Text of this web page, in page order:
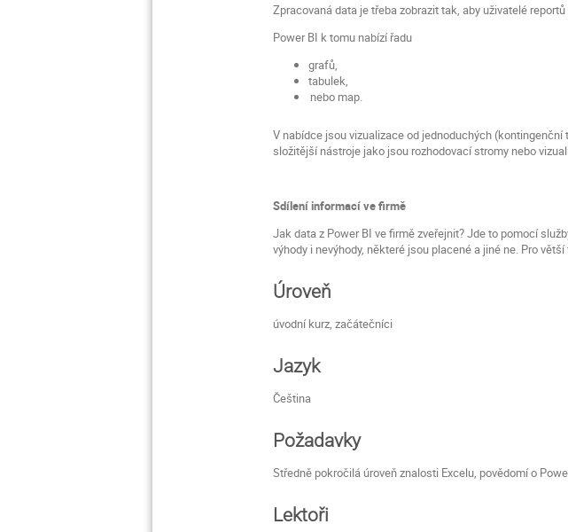
Zpracovaná data je třeba zobrazit tak, aby uživatelé
Power BI k tomu nabízí řadu
grafů,
tabulek,
nebo map.
V nabídce jsou vizualizace od jednoduchých
složitější nástroje jako jsou rozhodovací stromy nebo
Sdílení informací ve firmě
Jak data z Power BI ve firmě zveřejnit? Jde to pomocí
výhody i nevýhody, některé jsou placené a jiné ne. Pro
Úroveň
úvodní kurz, začátečníci
Jazyk
Čeština
Požadavky
Středně pokročilá úroveň znalosti Excelu, povědomí o
Lektoři